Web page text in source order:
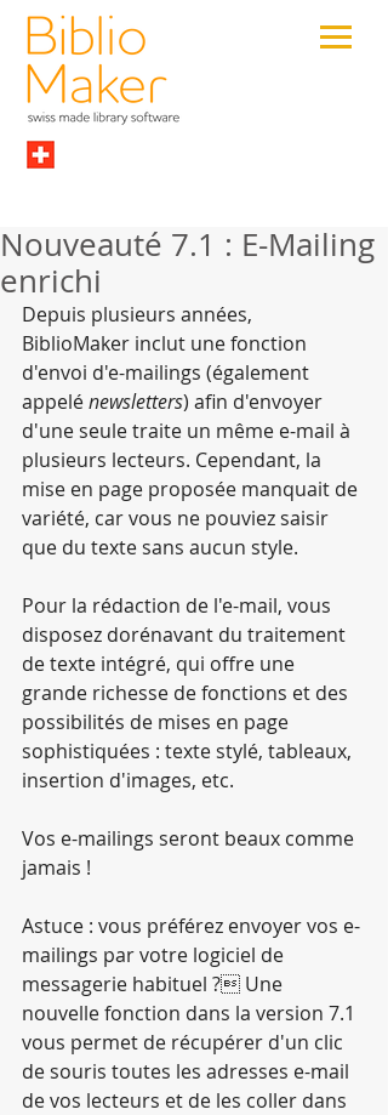
Nouveauté 7.1 : E-Mailing
enrichi
Depuis plusieurs années,
BiblioMaker inclut une fonction
d'envoi d'e-mailings (également
appelé newsletters) afin d'envoyer
d'une seule traite un même e-mail à
plusieurs lecteurs. Cependant, la
mise en page proposée manquait de
variété, car vous ne pouviez saisir
que du texte sans aucun style.
Pour la rédaction de l'e-mail, vous
disposez dorénavant du traitement
de texte intégré, qui offre une
grande richesse de fonctions et des
possibilités de mises en page
sophistiquées : texte stylé, tableaux,
insertion d'images, etc.
Vos e-mailings seront beaux comme
jamais !
Astuce : vous préférez envoyer vos e-
mailings par votre logiciel de
messagerie habituel ? Une
nouvelle fonction dans la version 7.1
vous permet de récupérer d'un clic
de souris toutes les adresses e-mail
de vos lecteurs et de les coller dans